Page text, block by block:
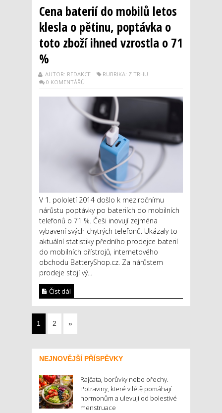
Cena baterií do mobilů letos
klesla o pětinu, poptávka o
toto zboží ihned vzrostla o 71
%
AUTOR: REDAKCE
RUBRIKA: Z TRHU
0 KOMENTÁŘŮ
V 1. pololetí 2014 došlo k meziročnímu
nárůstu poptávky po bateriích do mobilních
telefonů o 71 %. Češi inovují zejména
vybavení svých chytrých telefonů. Ukázaly to
aktuální statistiky předního prodejce baterií
do mobilních přístrojů, internetového
obchodu BatteryShop.cz. Za nárůstem
prodeje stojí vý...
Číst dál
1 2 »
NEJNOVĚJŠÍ PŘÍSPĚVKY
Rajčata, borůvky nebo ořechy.
Potraviny, které v létě pomáhají
hormonům a ulevují od bolestivé
menstruace